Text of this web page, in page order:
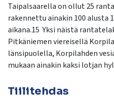
Taipalsaarella on ollut 25
rakennettu ainakin 100 alusta
aikana.15 Yksi näistä
Pitkäniemen viereisellä
länsipuolella, Korpilahden
mukaan ainakin kaksi lotjan
Tiilitehdas